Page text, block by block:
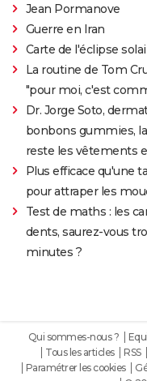
Jean Pormanove
Guerre en Iran
Carte de l'éclipse
La routine de Tom
"pour moi, c'est
Dr. Jorge Soto,
bonbons gummies,
reste les vêtements
Plus efficace qu'une
pour attraper les
Test de maths : les
dents, saurez-vous
minutes ?
Qui sommes-nous ?
Tous les articles
RSS
Paramétrer les cookies